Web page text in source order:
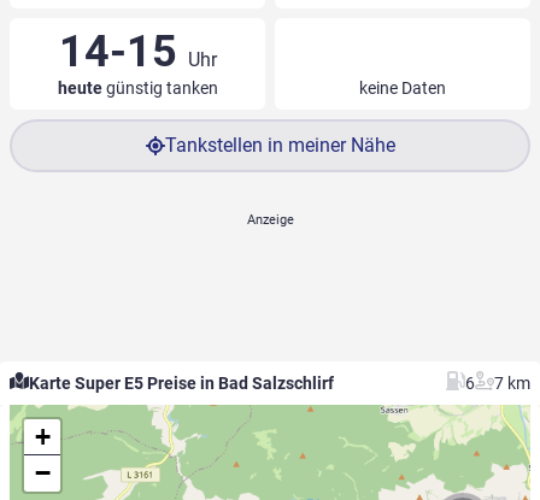
14-15 Uhr
heutegünstig tanken keine Daten
Tankstellen in meiner Nähe
Karte Super E5 Preise in Bad Salzschlirf 6 7 km
+
−